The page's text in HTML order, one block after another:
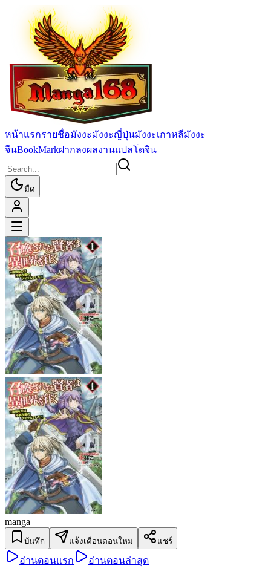
หน้าแรกรายชื่อมังงะมังงะญี่ปุ่นมังงะเกาหลีมังงะ
จีนBookMarkฝากลงผลงานแปลโดจิน
มืด
manga
บันทึก แจ้งเตือนตอนใหม่ แชร์
อ่านตอนแรก อ่านตอนล่าสุด